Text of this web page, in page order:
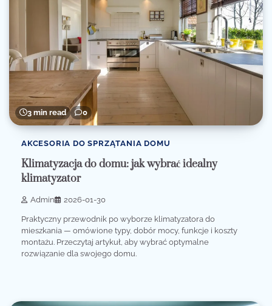
3 min read 0
AKCESORIA DO SPRZĄTANIA DOMU
Klimatyzacja do domu: jak wybrać idealny
klimatyzator
Admin 2026-01-30
Praktyczny przewodnik po wyborze klimatyzatora do
mieszkania — omówione typy, dobór mocy, funkcje i koszty
montażu. Przeczytaj artykuł, aby wybrać optymalne
rozwiązanie dla swojego domu.